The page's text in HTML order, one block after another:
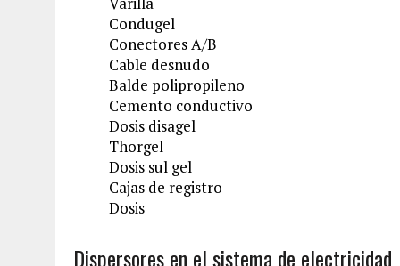
Condugel
Conectores A/B
Cable desnudo
Balde polipropileno
Cemento conductivo
Dosis disagel
Thorgel
Dosis sul gel
Cajas de registro
Dosis
Dispersores en el sistema de electricidad